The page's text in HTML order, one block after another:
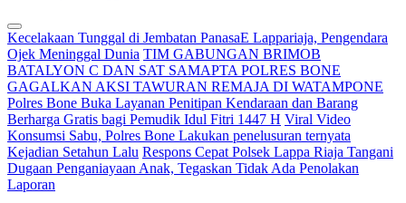
Kecelakaan Tunggal di Jembatan PanasaE Lappariaja, Pengendara
Ojek Meninggal Dunia TIM GABUNGAN BRIMOB
BATALYON C DAN SAT SAMAPTA POLRES BONE
GAGALKAN AKSI TAWURAN REMAJA DI WATAMPONE
Polres Bone Buka Layanan Penitipan Kendaraan dan Barang
Berharga Gratis bagi Pemudik Idul Fitri 1447 H Viral Video
Konsumsi Sabu, Polres Bone Lakukan penelusuran ternyata
Kejadian Setahun Lalu Respons Cepat Polsek Lappa Riaja Tangani
Dugaan Penganiayaan Anak, Tegaskan Tidak Ada Penolakan
Laporan